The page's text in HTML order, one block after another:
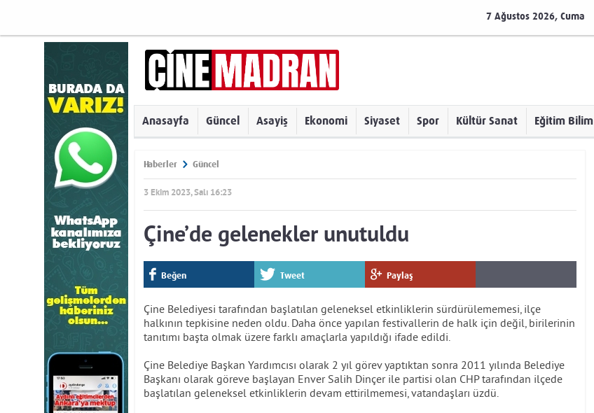
7 Ağustos 2026, Cuma
Anasayfa Güncel Asayiş Ekonomi Siyaset Spor Kültür Sanat Eğitim Bilim
Haberler Güncel
3 Ekim 2023, Salı 16:23
Çine’de gelenekler unutuldu
Beğen Tweet Paylaş
Çine Belediyesi tarafından başlatılan geleneksel etkinliklerin sürdürülememesi, ilçe
halkının tepkisine neden oldu. Daha önce yapılan festivallerin de halk için değil, birilerinin
tanıtımı başta olmak üzere farklı amaçlarla yapıldığı ifade edildi.
Çine Belediye Başkan Yardımcısı olarak 2 yıl görev yaptıktan sonra 2011 yılında Belediye
Başkanı olarak göreve başlayan Enver Salih Dinçer ile partisi olan CHP tarafından ilçede
başlatılan geleneksel etkinliklerin devam ettirilmemesi, vatandaşları üzdü.